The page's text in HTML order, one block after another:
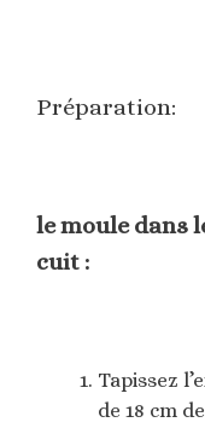
Préparation:
le moule dans
cuit :
Tapissez
de 18 cm